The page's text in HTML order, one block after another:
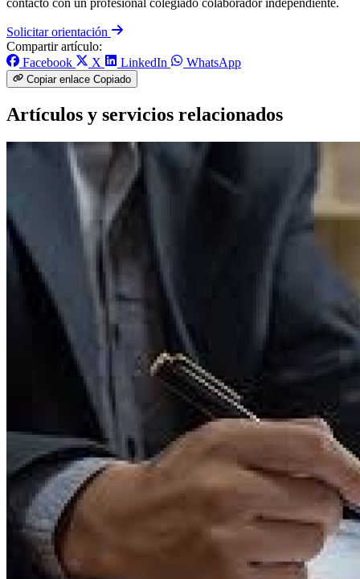
Solicitar orientación
Compartir artículo:
Facebook
X LinkedIn WhatsApp
Copiar enlace Copiado
Artículos y servicios relacionados